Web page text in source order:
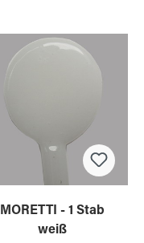
MORETTI - 1 Stab
weiß